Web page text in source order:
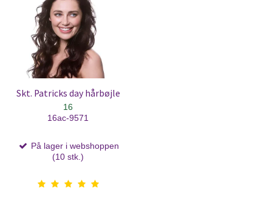
Skt. Patricks day hårbøjle
16
16ac-9571
På lager i webshoppen
(10 stk.)